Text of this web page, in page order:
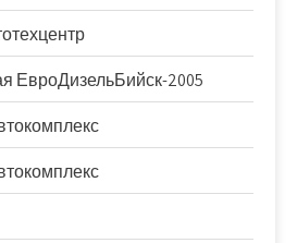
ЕвроДизельБийск-2005